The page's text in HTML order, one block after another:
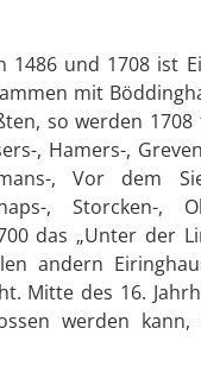
1486 und 1708 ist
mit
so werden 1708
, Hamers-,
, Vor dem
, Storcken-,
das „Unter der
andern
Mitte des 16.
werden